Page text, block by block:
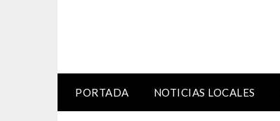
PORTADA NOTICIAS LOCALES